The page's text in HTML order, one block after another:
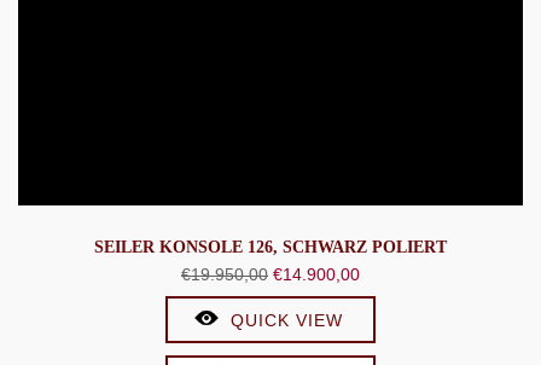
SEILER KONSOLE 126, SCHWARZ POLIERT
€19.950,00 Ursprünglicher
Preis
war:
€19.950,00
€14.900,00Aktueller
Preis
€14.900,00.
QUICK VIEW